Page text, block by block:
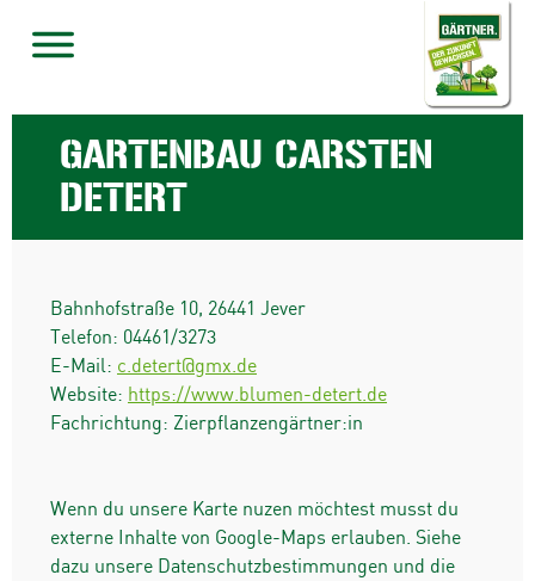
GARTENBAU CARSTEN
DETERT
Bahnhofstraße 10, 26441 Jever
Telefon: 04461/3273
E-Mail: c.detert@gmx.de
Website: https://www.blumen-detert.de
Fachrichtung: Zierpflanzengärtner:in
Wenn du unsere Karte nuzen möchtest musst du
externe Inhalte von Google-Maps erlauben. Siehe
dazu unsere Datenschutzbestimmungen und die